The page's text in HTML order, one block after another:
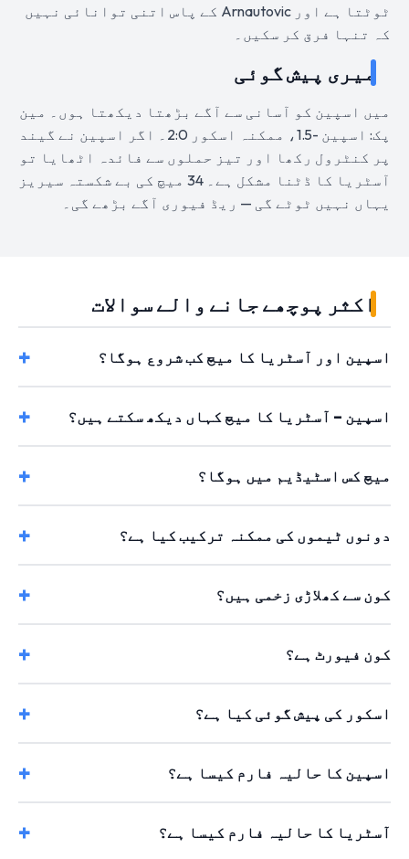
ٹوٹتا ہے اور Arnautovic کے پاس اتنی توانائی نہیں
کہ تنہا فرق کر سکیں۔
میری پیش گوئی
میں اسپین کو آسانی سے آگے بڑھتا دیکھتا ہوں۔ مین
پک: اسپین -1.5، ممکنہ اسکور 2:0۔ اگر اسپین نے گیند
پر کنٹرول رکھا اور تیز حملوں سے فائدہ اٹھایا تو
آسٹریا کا ڈٹنا مشکل ہے۔ 34 میچ کی بے شکستہ سیریز
یہاں نہیں ٹوٹے گی — ریڈ فیوری آگے بڑھے گی۔
اکثر پوچھے جانے والے سوالات
اسپین اور آسٹریا کا میچ کب شروع ہوگا؟
اسپین – آسٹریا کا میچ کہاں دیکھ سکتے ہیں؟
میچ کس اسٹیڈیم میں ہوگا؟
دونوں ٹیموں کی ممکنہ ترکیب کیا ہے؟
کون سے کھلاڑی زخمی ہیں؟
کون فیورٹ ہے؟
اسکور کی پیش گوئی کیا ہے؟
اسپین کا حالیہ فارم کیسا ہے؟
آسٹریا کا حالیہ فارم کیسا ہے؟